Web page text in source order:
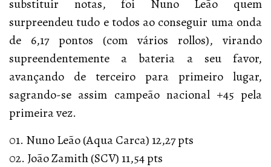
substituir notas, foi Nuno Leão quem
surpreendeu tudo e todos ao conseguir uma onda
de 6,17 pontos (com vários rollos), virando
supreendentemente a bateria a seu favor,
avançando de terceiro para primeiro lugar,
sagrando-se assim campeão nacional +45 pela
primeira vez.
01. Nuno Leão (Aqua Carca) 12,27 pts
02. João Zamith (SCV) 11,54 pts